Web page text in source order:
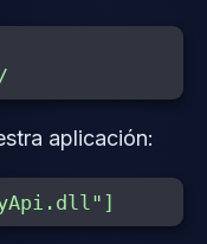
aplicación: